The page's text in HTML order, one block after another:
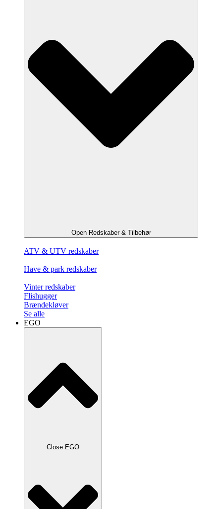
Open Redskaber & Tilbehør
ATV & UTV redskaber
Have & park redskaber
Vinter redskaber
Flishugger
Brændekløver
Se alle
EGO
Close EGO